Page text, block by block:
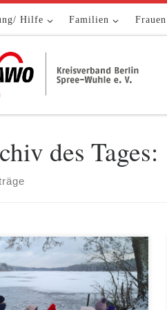
Hilfe Familien Frauen
des Tages:
Schulkinder der Kita
haben eine spannende Reise
Mit einem eigens angemieteten
ging es nach Himmelpfort,